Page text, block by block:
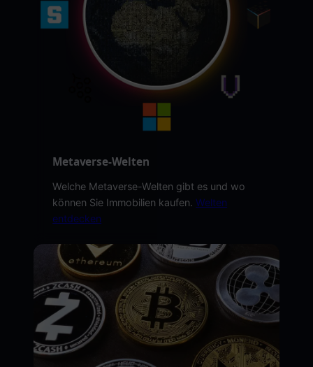
Metaverse-Welten
Welche Metaverse-Welten gibt es und wo
können Sie Immobilien kaufen.Welten
entdecken